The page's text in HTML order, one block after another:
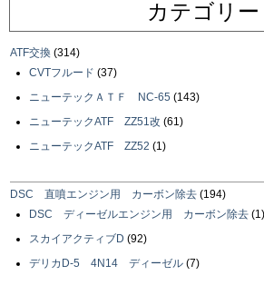
カテゴリー
ATF交換 (314)
CVTフルード (37)
ニューテックＡＴＦ NC-65 (143)
ニューテックATF ZZ51改 (61)
ニューテックATF ZZ52 (1)
DSC 直噴エンジン用 カーボン除去 (194)
DSC ディーゼルエンジン用 カーボン除去 (1)
スカイアクティブD (92)
デリカD-5 4N14 ディーゼル (7)